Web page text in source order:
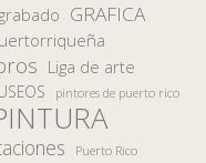
grabado GRAFICA
Liga de arte
pintores de puerto rico
Puerto Rico